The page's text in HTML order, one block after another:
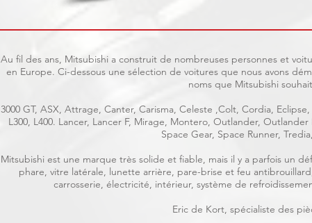
Au fil des ans, Mitsubishi a construit de nombreuses personnes et
en Europe. Ci-dessous une sélection de voitures que nous avons
noms que Mitsubishi
3000 GT, ASX, Attrage, Canter, Carisma, Celeste ,Colt, Cordia,
L300, L400. Lancer, Lancer F, Mirage, Montero, Outlander,
Space Gear, Space Runner,
Mitsubishi est une marque très solide et fiable, mais il y a parfois un
phare, vitre latérale, lunette arrière, pare-brise et feu
carrosserie, électricité, intérieur, système de
Eric de Kort, spécialiste des